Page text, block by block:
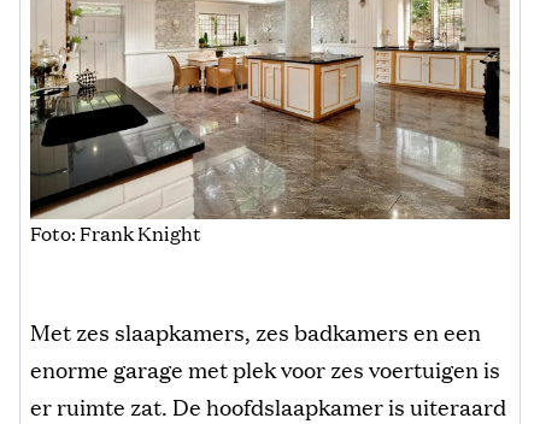
Foto: Frank Knight
Met zes slaapkamers, zes badkamers en een
enorme garage met plek voor zes voertuigen is
er ruimte zat. De hoofdslaapkamer is uiteraard